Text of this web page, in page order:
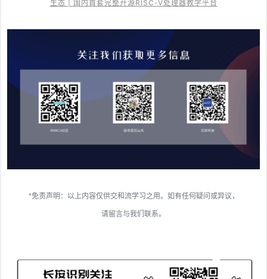
生态 | 国内首套完整开源RISC-V处理器教学平台
*免责声明：以上内容仅供交和流学习之用。如有任何疑问或异议，
请留言与我们联系。